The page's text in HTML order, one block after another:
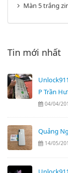
Màn 5 trắng
Tin mới nhất
P Trần
04/04/
Quảng
14/05/